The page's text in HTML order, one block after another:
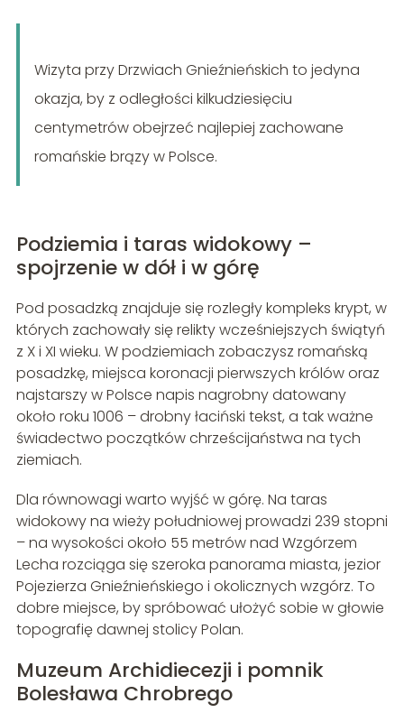
Wizyta przy Drzwiach Gnieźnieńskich to jedyna
okazja, by z odległości kilkudziesięciu
centymetrów obejrzeć najlepiej zachowane
romańskie brązy w Polsce.
Podziemia i taras widokowy –
spojrzenie w dół i w górę
Pod posadzką znajduje się rozległy kompleks krypt, w
których zachowały się relikty wcześniejszych świątyń
z X i XI wieku. W podziemiach zobaczysz romańską
posadzkę, miejsca koronacji pierwszych królów oraz
najstarszy w Polsce napis nagrobny datowany
około roku 1006 – drobny łaciński tekst, a tak ważne
świadectwo początków chrześcijaństwa na tych
ziemiach.
Dla równowagi warto wyjść w górę. Na taras
widokowy na wieży południowej prowadzi 239 stopni
– na wysokości około 55 metrów nad Wzgórzem
Lecha rozciąga się szeroka panorama miasta, jezior
Pojezierza Gnieźnieńskiego i okolicznych wzgórz. To
dobre miejsce, by spróbować ułożyć sobie w głowie
topografię dawnej stolicy Polan.
Muzeum Archidiecezji i pomnik
Bolesława Chrobrego